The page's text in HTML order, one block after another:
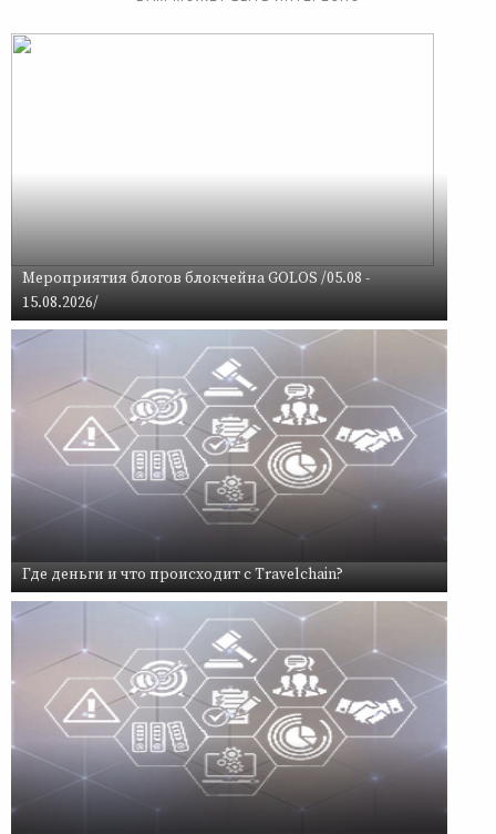
Мероприятия блогов блокчейна GOLOS /05.08 -
15.08.2026/
Где деньги и что происходит с Travelchain?